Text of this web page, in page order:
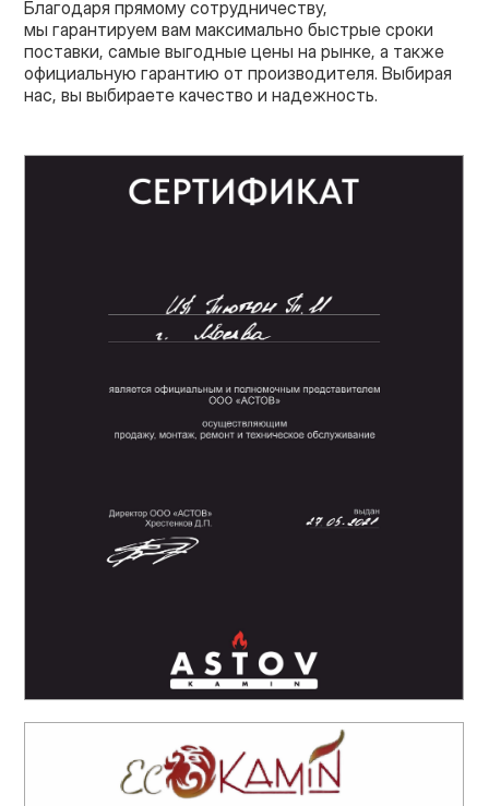
Благодаря прямому сотрудничеству,
мы гарантируем вам максимально быстрые сроки
поставки, самые выгодные цены на рынке, а также
официальную гарантию от производителя. Выбирая
нас, вы выбираете качество и надежность.